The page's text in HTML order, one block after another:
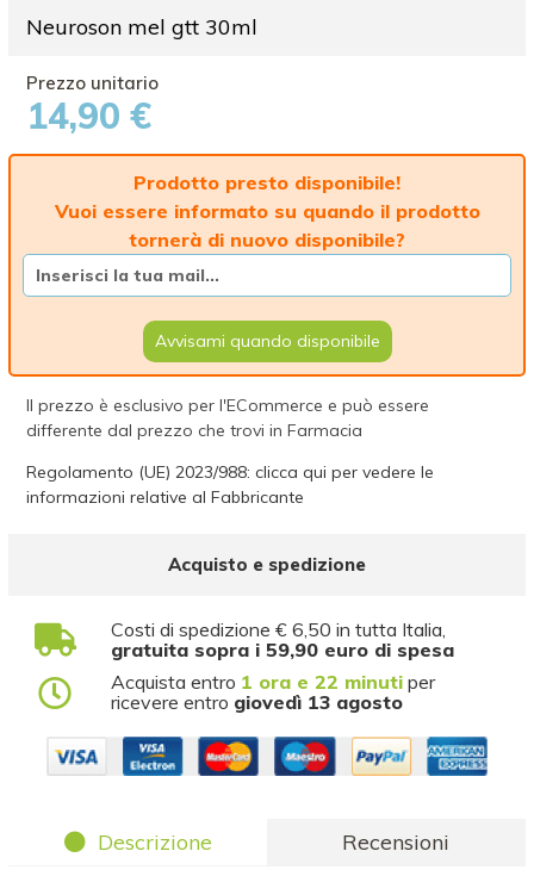
Neuroson mel gtt 30ml
14,90 €
Prodotto presto disponibile!
Vuoi essere informato su quando il prodotto
tornerà di nuovo disponibile?
Avvisami quando disponibile
Il prezzo è esclusivo per l'ECommerce e può essere
differente dal prezzo che trovi in Farmacia
Regolamento (UE) 2023/988: clicca qui per vedere le
informazioni relative al Fabbricante
Acquisto e spedizione
Costi di spedizione € 6,50 in tutta Italia,
gratuita sopra i 59,90 euro di spesa
Acquista entro 1 ora e 22 minuti per
ricevere entro giovedì 13 agosto
Descrizione Recensioni